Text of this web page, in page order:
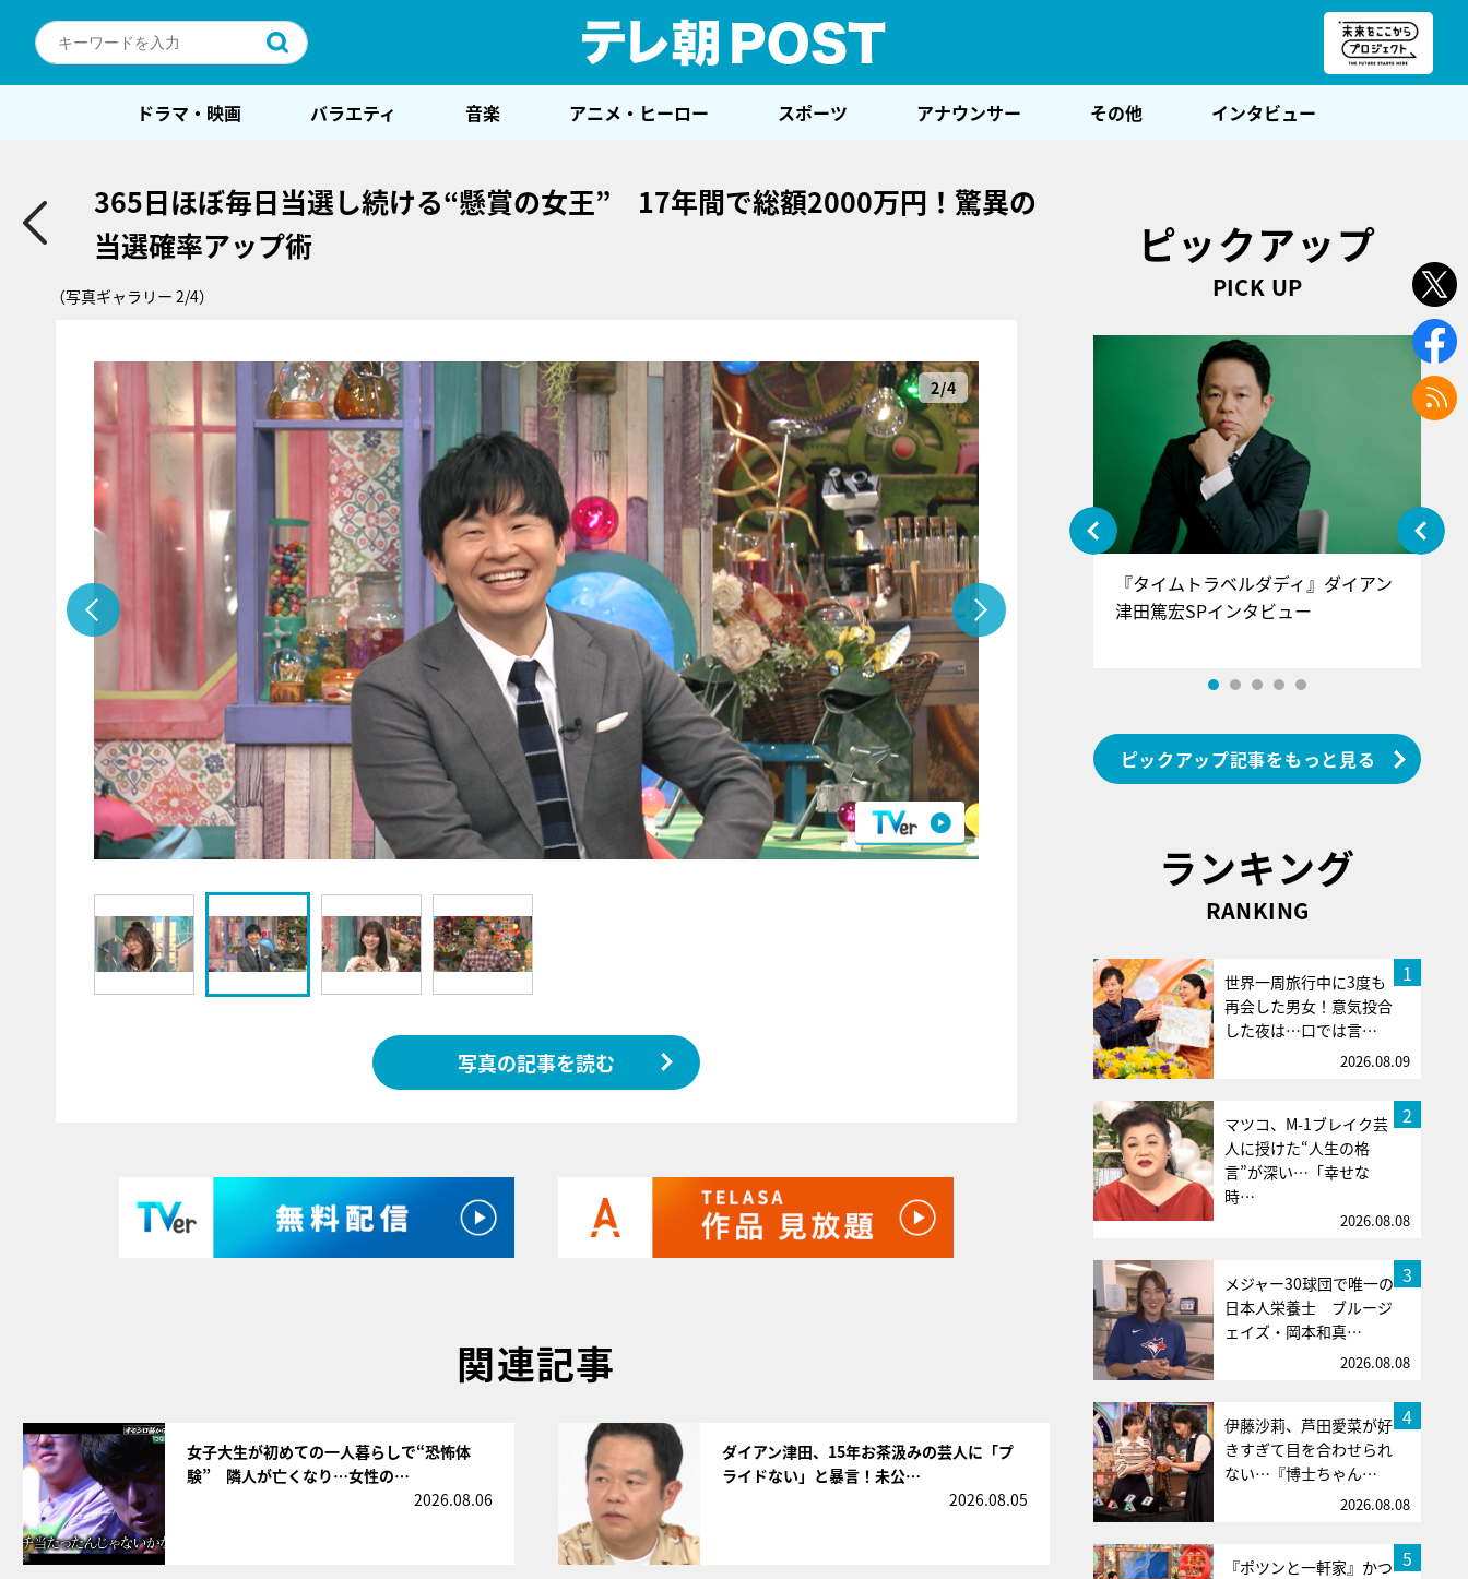
ドラマ・映画 バラエティ 音楽 アニメ・ヒーロー スポーツ アナウンサー その他 インタビュー
365日ほぼ毎日当選し続ける“懸賞の女王” 17年間で総額2000万円！驚異の
当選確率アップ術
（写真ギャラリー 2/4）
2/4
写真の記事を読む
関連記事
女子大生が初めての一人暮らしで“恐怖体
験” 隣人が亡くなり…女性の…
2026.08.06
ダイアン津田、15年お茶汲みの芸人に「プ
ライドない」と暴言！未公…
2026.08.05
ピックアップ
PICK UP
『アイ＝ラブ！げーみんぐ』＝LOV
E齋藤樹愛羅＆佐々木舞香SPインタ
ビュー
『タイムトラベルダディ』ダイアン
津田篤宏SPインタビュー
ピックアップ記事をもっと見る
ランキング
RANKING
1
世界一周旅行中に3度も
再会した男女！意気投合
した夜は…口では言…
2026.08.09
2
マツコ、M-1ブレイク芸
人に授けた“人生の格
言”が深い…「幸せな
時…
2026.08.08
3
メジャー30球団で唯一の
日本人栄養士 ブルージ
ェイズ・岡本和真…
2026.08.08
4
伊藤沙莉、芦田愛菜が好
きすぎて目を合わせられ
ない…『博士ちゃん…
2026.08.08
5
『ポツンと一軒家』かつ